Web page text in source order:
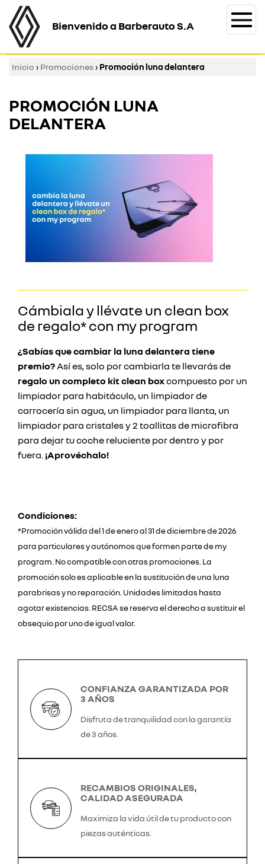
Bienvenido a Barberauto S.A
Inicio › Promociones› Promoción luna delantera
PROMOCIÓN LUNA
DELANTERA
Cámbiala y llévate un clean box
de regalo* con my program
¿Sabías que cambiar la luna delantera tiene
premio?Así es, solo por cambiarla te llevarás de
regalo un completo kit clean boxcompuesto por un
limpiador para habitáculo, un limpiador de
carrocería sin agua, un limpiador para llanta, un
limpiador para cristales y 2 toallitas de microfibra
para dejar tu coche reluciente por dentro y por
fuera. ¡Aprovéchalo!
Condiciones:
*Promoción válida del 1 de enero al 31 de diciembre de 2026
para particulares y autónomos que formen parte de my
program. No compatible con otras promociones. La
promoción solo es aplicable en la sustitución de una luna
parabrisas y no reparación. Unidades limitadas hasta
agotar existencias. RECSA se reserva el derecho a sustituir el
obsequio por uno de igual valor.
CONFIANZA GARANTIZADA POR
3 AÑOS
Disfruta de tranquilidad con la garantía
de 3 años.
RECAMBIOS ORIGINALES,
CALIDAD ASEGURADA
Maximiza la vida útil de tu producto con
piezas auténticas.